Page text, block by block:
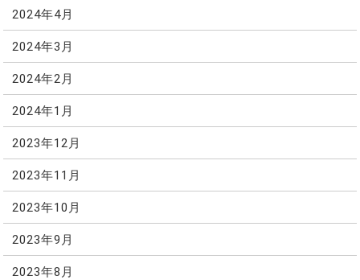
2024年4月
2024年3月
2024年2月
2024年1月
2023年12月
2023年11月
2023年10月
2023年9月
2023年8月